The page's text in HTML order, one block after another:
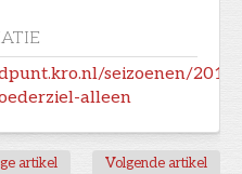
seizoenen/
alleen
artikel Volgende artikel